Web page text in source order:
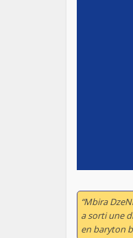
“Mbira
a sorti une
en baryton